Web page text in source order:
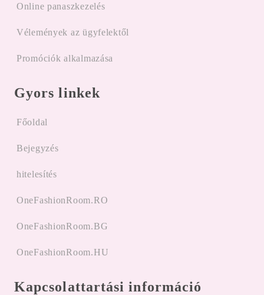
Online panaszkezelés
Vélemények az ügyfelektől
Promóciók alkalmazása
Gyors linkek
Főoldal
Bejegyzés
hitelesítés
OneFashionRoom.RO
OneFashionRoom.BG
OneFashionRoom.HU
Kapcsolattartási információ